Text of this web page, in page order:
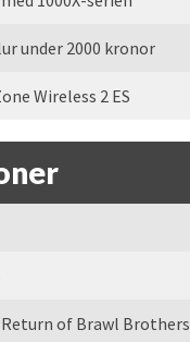
under 2000 kronor
Wireless 2 ES
Return of Brawl Brothers